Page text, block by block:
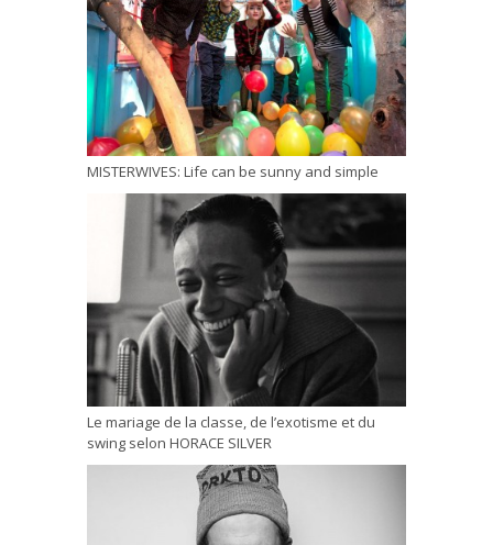
MISTERWIVES: Life can be sunny and simple
Le mariage de la classe, de l’exotisme et du
swing selon HORACE SILVER